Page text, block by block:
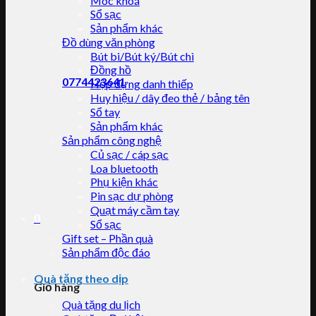
0774423641
Giỏ hàng
Sổ sạc
Sản phẩm khác
Đồ dùng văn phòng
Bút bi/Bút ký/Bút chì
Đồng hồ
Hộp đựng danh thiếp
Huy hiệu / dây đeo thẻ / bảng tên
Sổ tay
Sản phẩm khác
Sản phẩm công nghệ
Củ sạc / cáp sạc
Loa bluetooth
Phụ kiện khác
Pin sạc dự phòng
Quạt máy cầm tay
Sổ sạc
Gift set – Phần quà
Sản phẩm độc đáo
Quà tặng theo dịp
Quà tặng du lịch